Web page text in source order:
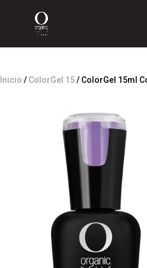
Inicio / ColorGel 15/ ColorGel 15ml